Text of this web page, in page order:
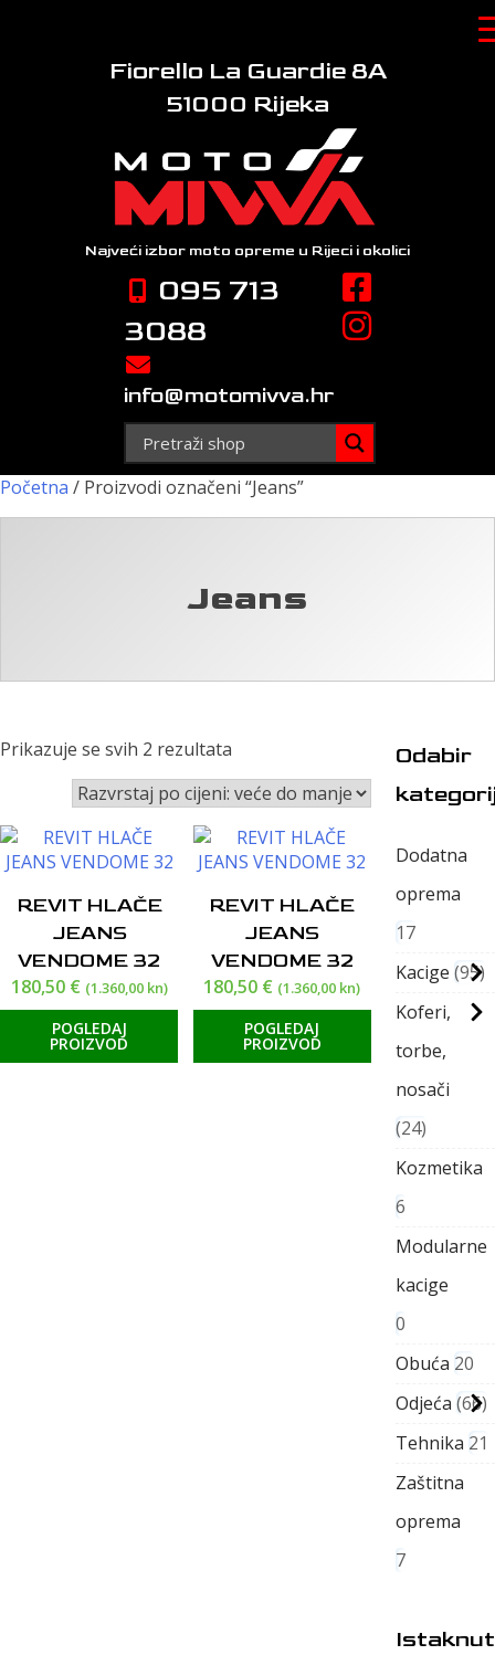
Fiorello La Guardie 8A
51000 Rijeka
Najveći izbor moto opreme u Rijeci i okolici
095 713
3088
info@motomivva.hr
Početna / Proizvodi označeni “Jeans”
Jeans
Prikazuje se svih 2 rezultata
cijeni:
visoke
do
niske
REVIT HLAČE
JEANS
VENDOME 32
180,50 € (1.360,00 kn)
POGLEDAJ
PROIZVOD
REVIT HLAČE
JEANS
VENDOME 32
180,50 € (1.360,00 kn)
POGLEDAJ
PROIZVOD
Odabir
Dodatna
oprema
17
Kacige 95
Koferi,
torbe,
nosači
24
Kozmetika
6
Modularne
kacige
0
Obuća 20
Odjeća 66
Tehnika 21
Zaštitna
oprema
7